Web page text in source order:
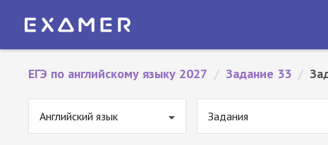
ЕГЭ по английскому языку 2027 / Задание 33 /
Английский язык Задания